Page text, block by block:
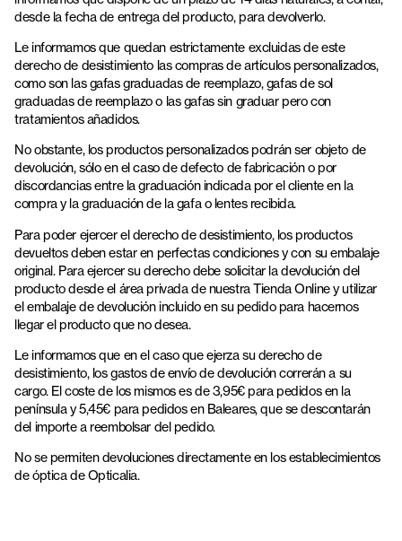
desde la fecha de entrega del producto, para devolverlo.
Le informamos que quedan estrictamente excluidas de este
derecho de desistimiento las compras de artículos personalizados,
como son las gafas graduadas de reemplazo, gafas de sol
graduadas de reemplazo o las gafas sin graduar pero con
tratamientos añadidos.
No obstante, los productos personalizados podrán ser objeto de
devolución, sólo en el caso de defecto de fabricación o por
discordancias entre la graduación indicada por el cliente en la
compra y la graduación de la gafa o lentes recibida.
Para poder ejercer el derecho de desistimiento, los productos
devueltos deben estar en perfectas condiciones y con su embalaje
original. Para ejercer su derecho debe solicitar la devolución del
producto desde el área privada de nuestra Tienda Online y utilizar
el embalaje de devolución incluido en su pedido para hacernos
llegar el producto que no desea.
Le informamos que en el caso que ejerza su derecho de
desistimiento, los gastos de envío de devolución correrán a su
cargo. El coste de los mismos es de 3,95€ para pedidos en la
península y 5,45€ para pedidos en Baleares, que se descontarán
del importe a reembolsar del pedido.
No se permiten devoluciones directamente en los establecimientos
de óptica de Opticalia.